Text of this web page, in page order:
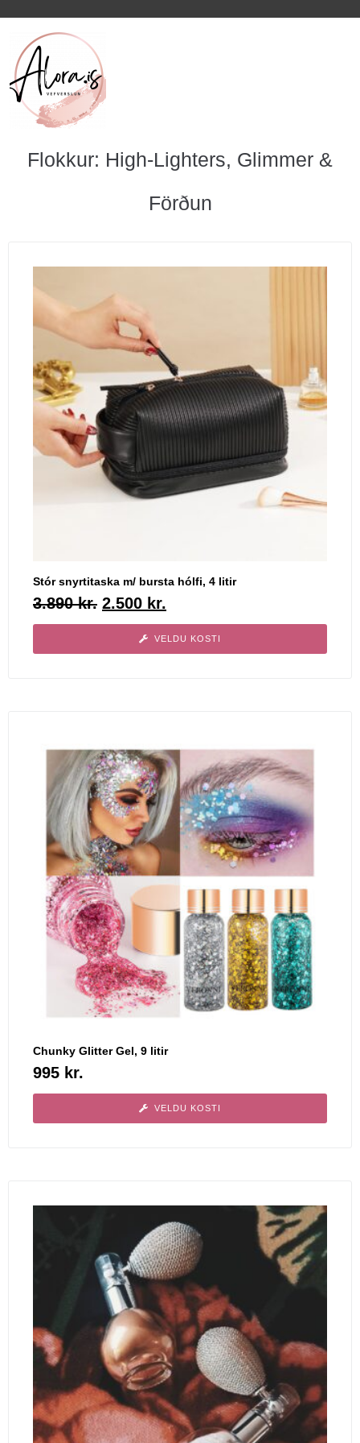
Flokkur: High-Lighters, Glimmer &
Förðun
Stór snyrtitaska m/ bursta hólfi, 4 litir
3.890kr. 2.500 kr.
VELDU KOSTI
Chunky Glitter Gel, 9 litir
995 kr.
VELDU KOSTI